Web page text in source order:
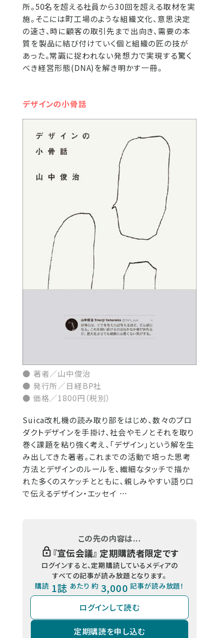
所。50名を超える社員から30回を超える取材を実
施。そこには町工場のような組織文化、意思決定
の速さ、時に顧客の取引先まで出向き、需要の本
質を製品に結び付けていく個と組織の匠の技が
あった。常識に捉われない発想力で実現する驚く
べき経営形態(DNA)を解き明かす一冊。
デザインの小骨話
● 著者／山中俊治
● 発行所／日経BP社
● 価格／1800円（税別）
Suica改札機の読み取り部をはじめ、数々のプロ
ダクトデザインを手掛け、社会やモノとそれを取り
巻く課題を粘り強く考え、「デザイン」という解を生
み出してきた著者。これまでの活動で培った思考
方法とデザインのルールを、繊細なタッチで描か
れた多くのスケッチとともに、親しみやすい語り口
で伝えるデザイン・エッセイ …
この先の内容は...
『宣伝会議』 定期購読者限定です
ログインすると、定期購読しているメディアの
すべての記事が読み放題となります。
購読 1誌 あたり 約 3,000 記事が読み放題！
ログインして読む
定期購読を申し込む